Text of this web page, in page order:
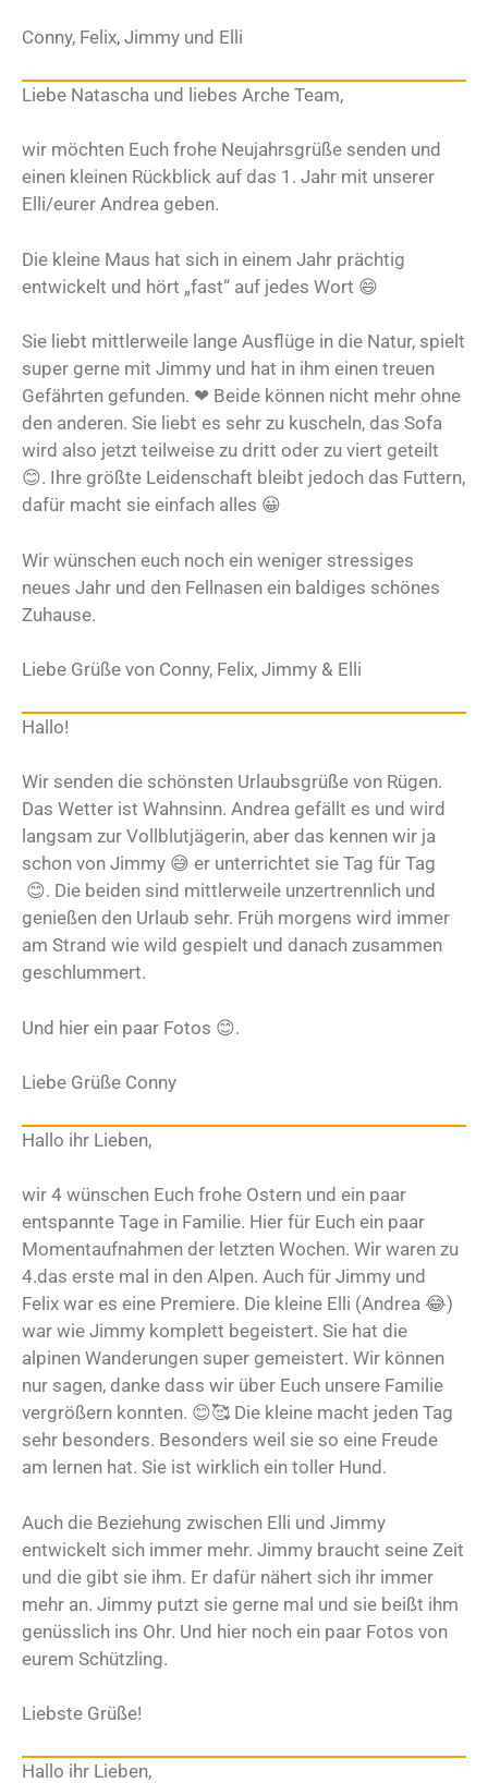
Conny, Felix, Jimmy und Elli
Liebe Natascha und liebes Arche Team,
wir möchten Euch frohe Neujahrsgrüße senden und
einen kleinen Rückblick auf das 1. Jahr mit unserer
Elli/eurer Andrea geben.
Die kleine Maus hat sich in einem Jahr prächtig
entwickelt und hört „fast“ auf jedes Wort 😄
Sie liebt mittlerweile lange Ausflüge in die Natur, spielt
super gerne mit Jimmy und hat in ihm einen treuen
Gefährten gefunden. ❤ Beide können nicht mehr ohne
den anderen. Sie liebt es sehr zu kuscheln, das Sofa
wird also jetzt teilweise zu dritt oder zu viert geteilt
😊. Ihre größte Leidenschaft bleibt jedoch das Futtern,
dafür macht sie einfach alles 😀
Wir wünschen euch noch ein weniger stressiges
neues Jahr und den Fellnasen ein baldiges schönes
Zuhause.
Liebe Grüße von Conny, Felix, Jimmy & Elli
Hallo!
Wir senden die schönsten Urlaubsgrüße von Rügen.
Das Wetter ist Wahnsinn. Andrea gefällt es und wird
langsam zur Vollblutjägerin, aber das kennen wir ja
schon von Jimmy 😅 er unterrichtet sie Tag für Tag
😊. Die beiden sind mittlerweile unzertrennlich und
genießen den Urlaub sehr. Früh morgens wird immer
am Strand wie wild gespielt und danach zusammen
geschlummert.
Und hier ein paar Fotos 😊.
Liebe Grüße Conny
Hallo ihr Lieben,
wir 4 wünschen Euch frohe Ostern und ein paar
entspannte Tage in Familie. Hier für Euch ein paar
Momentaufnahmen der letzten Wochen. Wir waren zu
4.das erste mal in den Alpen. Auch für Jimmy und
Felix war es eine Premiere. Die kleine Elli (Andrea 😂)
war wie Jimmy komplett begeistert. Sie hat die
alpinen Wanderungen super gemeistert. Wir können
nur sagen, danke dass wir über Euch unsere Familie
vergrößern konnten. 😊🥰 Die kleine macht jeden Tag
sehr besonders. Besonders weil sie so eine Freude
am lernen hat. Sie ist wirklich ein toller Hund.
Auch die Beziehung zwischen Elli und Jimmy
entwickelt sich immer mehr. Jimmy braucht seine Zeit
und die gibt sie ihm. Er dafür nähert sich ihr immer
mehr an. Jimmy putzt sie gerne mal und sie beißt ihm
genüsslich ins Ohr. Und hier noch ein paar Fotos von
eurem Schützling.
Liebste Grüße!
Hallo ihr Lieben,